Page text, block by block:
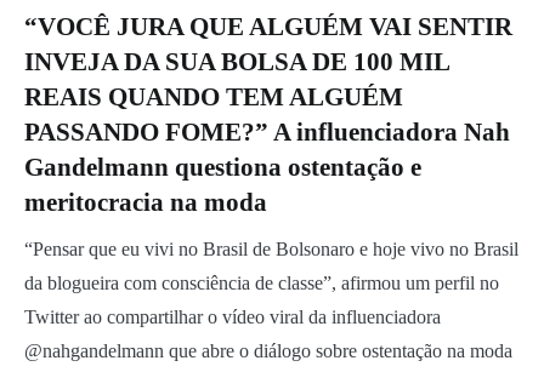
“VOCÊ JURA QUE ALGUÉM VAI SENTIR
INVEJA DA SUA BOLSA DE 100 MIL
REAIS QUANDO TEM ALGUÉM
PASSANDO FOME?” A influenciadora Nah
Gandelmann questiona ostentação e
meritocracia na moda
“Pensar que eu vivi no Brasil de Bolsonaro e hoje vivo no Brasil
da blogueira com consciência de classe”, afirmou um perfil no
Twitter ao compartilhar o vídeo viral da influenciadora
@nahgandelmann que abre o diálogo sobre ostentação na moda